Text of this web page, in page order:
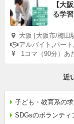
【大
る学
大阪 [大阪市/梅田
アルバイト,パー
1コマ（90分）あ
近
子ども・教育系の
SDGsのボランティ